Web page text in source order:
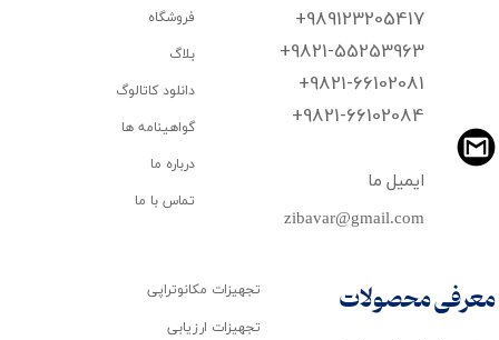
+989123205417
+9821-55253963
+9821-66102081
​​​​​​​+9821-66102084
zibavar@gmail.com
ایمیل ما
فروشگاه
بلاگ
دانلود کاتالوگ
گواهینامه ها
درباره ما
تماس با ما
تجهیزات مکانوتراپی
تجهیزات ارزیابی
معرفی محصولات